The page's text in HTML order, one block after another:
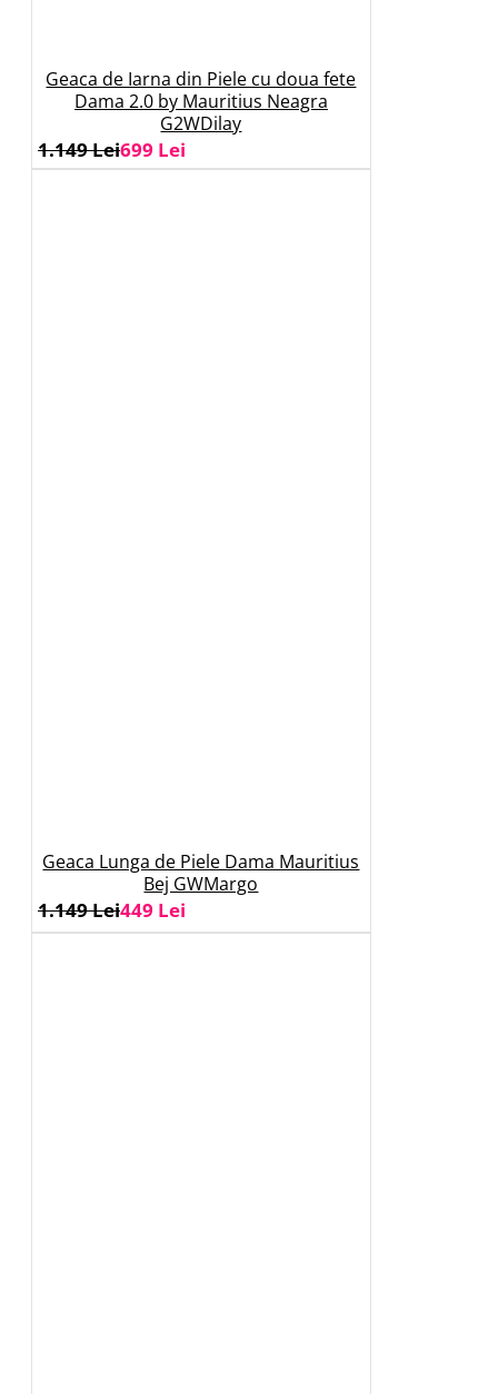
Geaca de Iarna din Piele cu doua fete
Dama 2.0 by Mauritius Neagra
G2WDilay
699 Lei
1.149 Lei
Geaca Lunga de Piele Dama Mauritius
Bej GWMargo
449 Lei
1.149 Lei